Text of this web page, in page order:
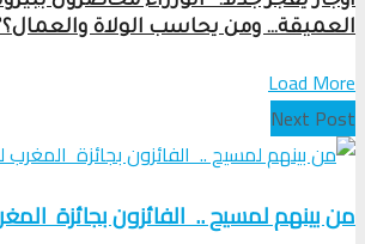
العميقة… ومن يحاسب الولاة
Load More
Next Post
من بينهم لمسيح .. الفائزون بجائزة